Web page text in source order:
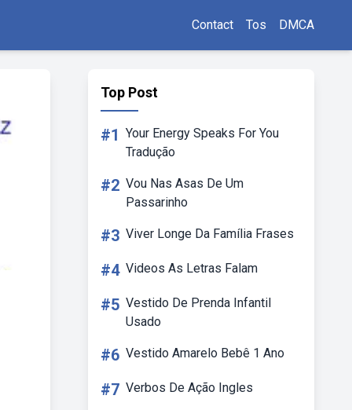
Contact Tos DMCA
Top Post
#1 Your Energy Speaks For You
Tradução
#2 Vou Nas Asas De Um
Passarinho
#3 Viver Longe Da Família Frases
#4 Videos As Letras Falam
#5 Vestido De Prenda Infantil
Usado
#6 Vestido Amarelo Bebê 1 Ano
#7 Verbos De Ação Ingles